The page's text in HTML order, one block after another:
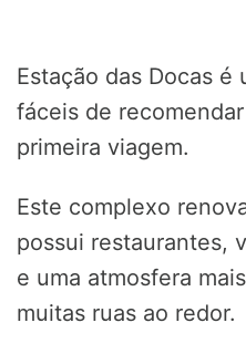
Estação das Docas é
fáceis de
primeira viagem.
Este complexo
possui restaurantes,
e uma atmosfera
muitas ruas ao redor.